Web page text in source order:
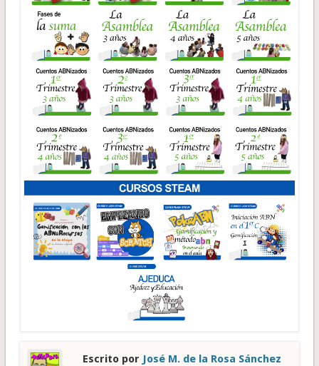
Escrito por José M. de la Rosa Sánchez